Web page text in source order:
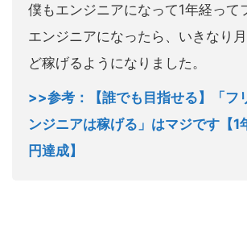
僕もエンジニアになって1年経って
エンジニアになったら、いきなり
ど稼げるようになりました。
>>参考：【誰でも目指せる】「フ
ンジニアは稼げる」はマジです【
円達成】